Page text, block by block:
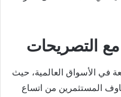
التصريحات
في الأسواق العالمية، حيث
المستثمرين من اتساع